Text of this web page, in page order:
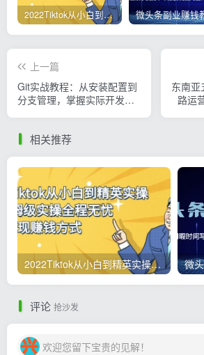
2022Tiktok从小白到精英实操，0-1保姆级实操全程无忧，多种变现赚钱方式
上一篇
Git实战教程：从安装配置到
分支管理，掌握实际开发中
东南亚
路运
相关推荐
2022Tiktok从小白到精英实操，0-1保姆级实操全程无忧，多种变现赚钱方式
评论 抢沙发
欢迎您留下宝贵的见解！